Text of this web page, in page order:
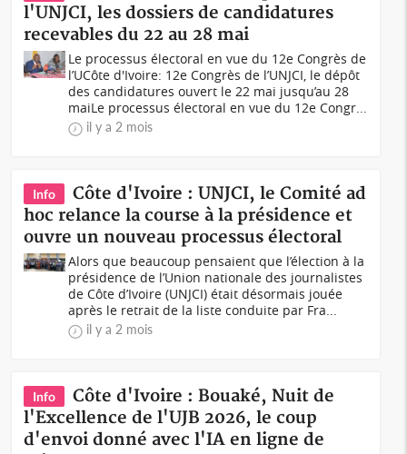
l'UNJCI, les dossiers de candidatures
recevables du 22 au 28 mai
Le processus électoral en vue du 12e Congrès de
l’UCôte d'Ivoire: 12e Congrès de l’UNJCI, le dépôt
des candidatures ouvert le 22 mai jusqu’au 28
maiLe processus électoral en vue du 12e Congr...
il y a 2 mois
Info
Côte d'Ivoire : UNJCI, le Comité ad
hoc relance la course à la présidence et
ouvre un nouveau processus électoral
Alors que beaucoup pensaient que l’élection à la
présidence de l’Union nationale des journalistes
de Côte d’Ivoire (UNJCI) était désormais jouée
après le retrait de la liste conduite par Fra...
il y a 2 mois
Info
Côte d'Ivoire : Bouaké, Nuit de
l'Excellence de l'UJB 2026, le coup
d'envoi donné avec l'IA en ligne de